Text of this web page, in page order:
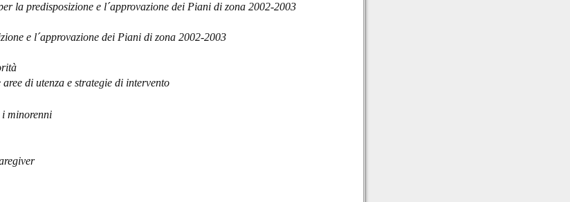
la predisposizione e l´approvazione dei Piani di zona 2002-2003
e l´approvazione dei Piani di zona 2002-2003
di utenza e strategie di intervento
minorenni